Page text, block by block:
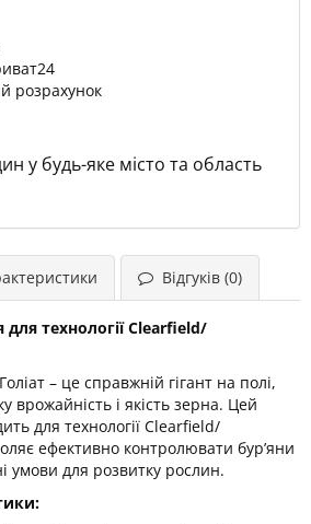
розрахунок
у будь-яке місто та область
Відгуків (0)
технології Clearfield/
– це справжній гігант на полі,
врожайність і якість зерна. Цей
для технології Clearfield/
ефективно контролювати бур’яни
умови для розвитку рослин.